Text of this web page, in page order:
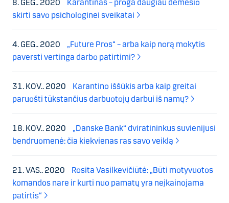
8. GEG.. 2020
Karantinas – proga daugiau dėmesio
skirti savo psichologinei sveikatai
4. GEG.. 2020
„Future Pros“ – arba kaip norą mokytis
paversti vertinga darbo patirtimi?
31. KOV.. 2020
Karantino iššūkis arba kaip greitai
paruošti tūkstančius darbuotojų darbui iš namų?
18. KOV.. 2020
„Danske Bank“ dviratininkus suvienijusi
bendruomenė: čia kiekvienas ras savo veiklą
21. VAS.. 2020
Rosita Vasilkevičiūtė: „Būti motyvuotos
komandos nare ir kurti nuo pamatų yra neįkainojama
patirtis“